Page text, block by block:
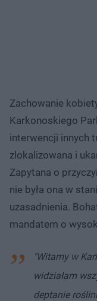
Zachowanie
Karkonoskiego
interwencji innych
zlokalizowana i
Zapytana o
nie była ona w
uzasadnienia.
mandatem o
"Witamy w
widziałam
deptanie